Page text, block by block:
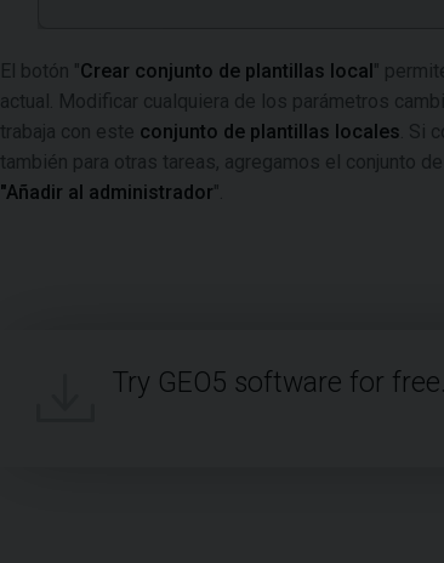
El botón "Crear conjunto de plantillas local"
actual. Modificar cualquiera de los parámetros
trabaja con este conjunto de plantillas locales . Si
también para otras tareas, agregamos el conjunto
"Añadir al administrador".
Try GEO5 software for free.